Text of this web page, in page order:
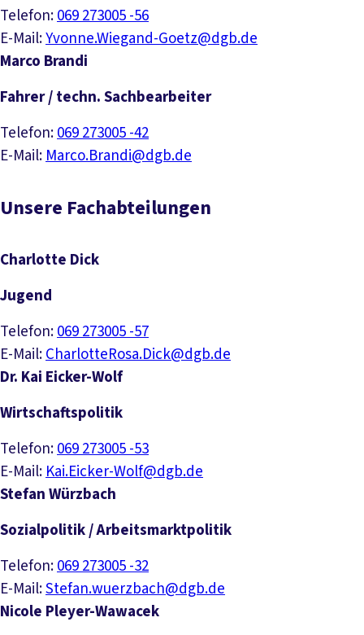
Telefon:069 273005 -56
E-Mail:Yvonne.Wiegand-Goetz@dgb.de
Marco Brandi
Fahrer / techn. Sachbearbeiter
Telefon:069 273005 -42
E-Mail:Marco.Brandi@dgb.de
Unsere Fachabteilungen
Charlotte Dick
Jugend
Telefon:069 273005 -57
E-Mail:CharlotteRosa.Dick@dgb.de
Dr. Kai Eicker-Wolf
Wirtschaftspolitik
Telefon:069 273005 -53
E-Mail:Kai.Eicker-Wolf@dgb.de
Stefan Würzbach
Sozialpolitik / Arbeitsmarktpolitik
Telefon:069 273005 -32
E-Mail:Stefan.wuerzbach@dgb.de
Nicole Pleyer-Wawacek